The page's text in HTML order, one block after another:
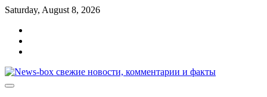
Перейти
содержимому
Saturday, August 8, 2026